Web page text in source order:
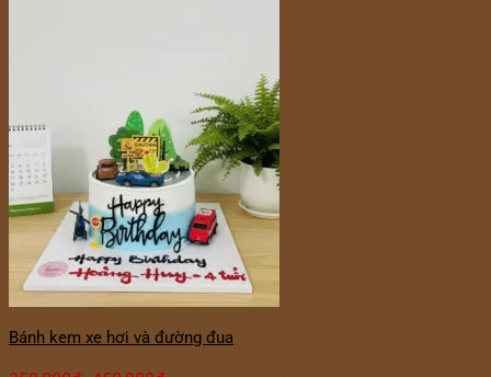
Bánh kem xe hơi và đường đua